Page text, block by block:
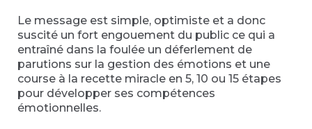
Le message est simple, optimiste et a donc
suscité un fort engouement du public ce qui a
entraîné dans la foulée un déferlement de
parutions sur la gestion des émotions et une
course à la recette miracle en 5, 10 ou 15 étapes
pour développer ses compétences
émotionnelles.